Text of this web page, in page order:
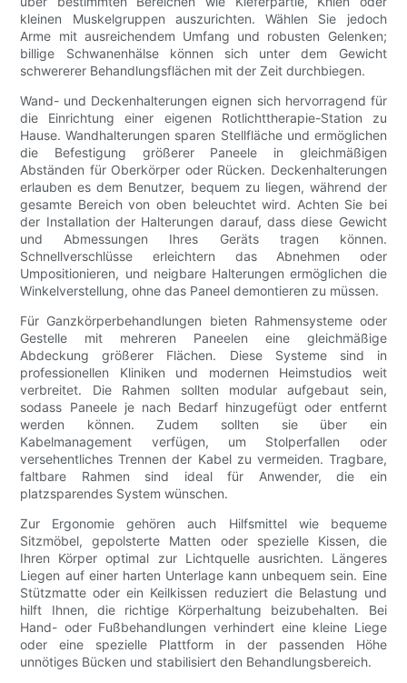
kleinen Muskelgruppen auszurichten. Wählen Sie jedoch
Arme mit ausreichendem Umfang und robusten Gelenken;
billige Schwanenhälse können sich unter dem Gewicht
schwererer Behandlungsflächen mit der Zeit durchbiegen.
Wand- und Deckenhalterungen eignen sich hervorragend für
die Einrichtung einer eigenen Rotlichttherapie-Station zu
Hause. Wandhalterungen sparen Stellfläche und ermöglichen
die Befestigung größerer Paneele in gleichmäßigen
Abständen für Oberkörper oder Rücken. Deckenhalterungen
erlauben es dem Benutzer, bequem zu liegen, während der
gesamte Bereich von oben beleuchtet wird. Achten Sie bei
der Installation der Halterungen darauf, dass diese Gewicht
und Abmessungen Ihres Geräts tragen können.
Schnellverschlüsse erleichtern das Abnehmen oder
Umpositionieren, und neigbare Halterungen ermöglichen die
Winkelverstellung, ohne das Paneel demontieren zu müssen.
Für Ganzkörperbehandlungen bieten Rahmensysteme oder
Gestelle mit mehreren Paneelen eine gleichmäßige
Abdeckung größerer Flächen. Diese Systeme sind in
professionellen Kliniken und modernen Heimstudios weit
verbreitet. Die Rahmen sollten modular aufgebaut sein,
sodass Paneele je nach Bedarf hinzugefügt oder entfernt
werden können. Zudem sollten sie über ein
Kabelmanagement verfügen, um Stolperfallen oder
versehentliches Trennen der Kabel zu vermeiden. Tragbare,
faltbare Rahmen sind ideal für Anwender, die ein
platzsparendes System wünschen.
Zur Ergonomie gehören auch Hilfsmittel wie bequeme
Sitzmöbel, gepolsterte Matten oder spezielle Kissen, die
Ihren Körper optimal zur Lichtquelle ausrichten. Längeres
Liegen auf einer harten Unterlage kann unbequem sein. Eine
Stützmatte oder ein Keilkissen reduziert die Belastung und
hilft Ihnen, die richtige Körperhaltung beizubehalten. Bei
Hand- oder Fußbehandlungen verhindert eine kleine Liege
oder eine spezielle Plattform in der passenden Höhe
unnötiges Bücken und stabilisiert den Behandlungsbereich.